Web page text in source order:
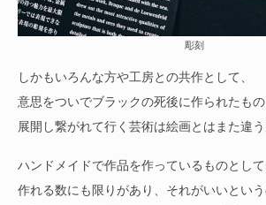
彫刻
しかもいろんな方や工房との共作として、
意思をついでブラックの死後に作られたもの
展開し繋がれて行く芸術は絵画とはまた違う
ハンドメイドで作品を作っているものとして
作れる数にも限りがあり、それがいいという